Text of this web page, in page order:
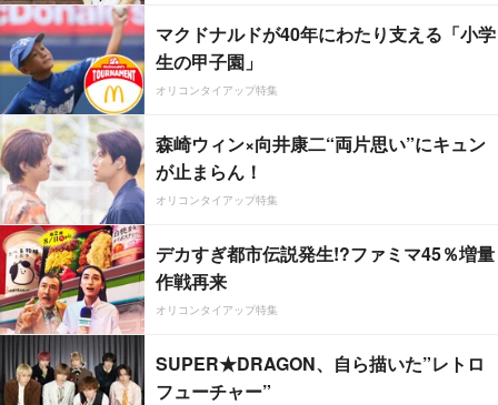
マクドナルドが40年にわたり支える「小学
生の甲子園」
オリコンタイアップ特集
森崎ウィン×向井康二“両片思い”にキュン
が止まらん！
オリコンタイアップ特集
デカすぎ都市伝説発生!?ファミマ45％増量
作戦再来
オリコンタイアップ特集
SUPER★DRAGON、自ら描いた”レトロ
フューチャー”